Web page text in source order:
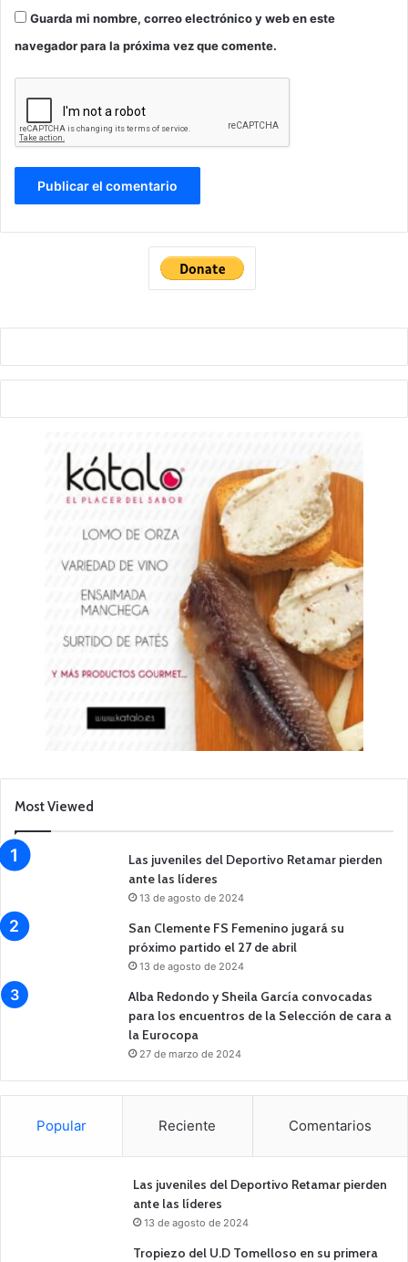
Guarda mi nombre, correo electrónico y web en este
navegador para la próxima vez que comente.
Most Viewed
Las juveniles del Deportivo Retamar pierden
ante las líderes
13 de agosto de 2024
San Clemente FS Femenino jugará su
próximo partido el 27 de abril
13 de agosto de 2024
Alba Redondo y Sheila García convocadas
para los encuentros de la Selección de cara a
la Eurocopa
27 de marzo de 2024
Popular Reciente Comentarios
Las juveniles del Deportivo Retamar pierden
ante las líderes
13 de agosto de 2024
Tropiezo del U.D Tomelloso en su primera